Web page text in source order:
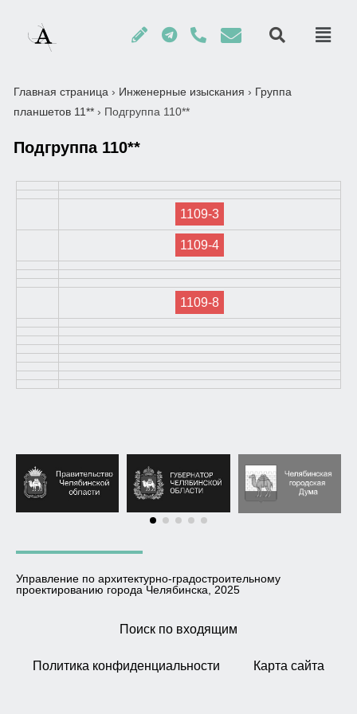
Главная страница › Инженерные изыскания › Группа
планшетов 11** › Подгруппа 110**
Подгруппа 110**
1109-3
1109-4
1109-8
Управление по архитектурно-градостроительному
проектированию города Челябинска, 2025
Поиск по входящим
Политика конфиденциальности Карта сайта